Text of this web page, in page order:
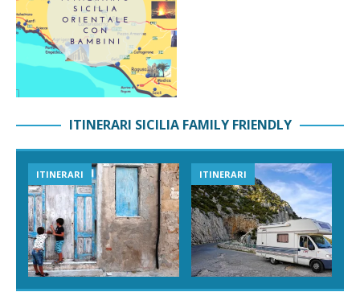
ITINERARI SICILIA FAMILY FRIENDLY
ITINERARI ITINERARI